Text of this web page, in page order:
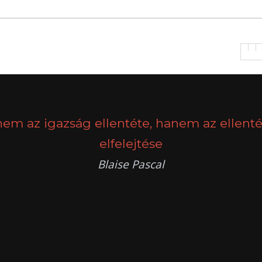
az igazság ellentéte, hanem az
elfelejtése
Blaise Pascal